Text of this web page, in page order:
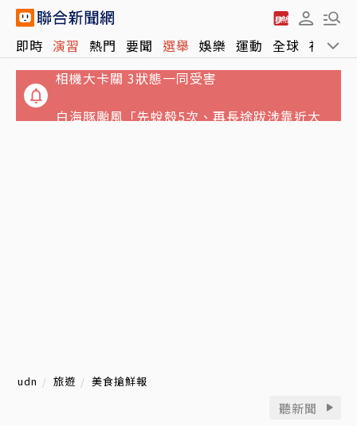
即時 演習 熱門 要聞 選舉 娛樂 運動 全球 社會
相機大卡關 3狀態一同受害
白海豚颱風「先蛻殼5次、再長途跋涉靠近大
udn 旅遊 美食搶鮮報
聽新聞